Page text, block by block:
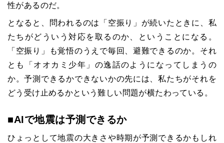
性があるのだ。
となると、問われるのは「空振り」が続いたときに、私
たちがどういう対応を取るのか、ということになる。
「空振り」も覚悟のうえで毎回、避難できるのか。それ
とも「オオカミ少年」の逸話のようになってしまうの
か。予測できるかできないかの先には、私たちがそれを
どう受け止めるかという難しい問題が横たわっている。
■AIで地震は予測できるか
ひょっとして地震の大きさや時期が予測できるかもしれ